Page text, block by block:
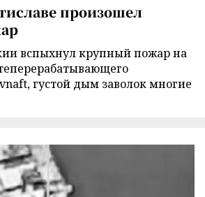
произошел
вспыхнул крупный пожар на
густой дым заволок многие